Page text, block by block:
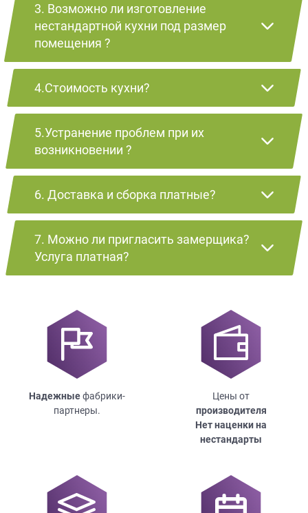
3. Возможно ли изготовление
нестандартной кухни под размер
помещения ?
4.Стоимость кухни?
5.Устранение проблем при их
возникновении ?
6. Доставка и сборка платные?
7. Можно ли пригласить замерщика?
Услуга платная?
Надежныефабрики-
партнеры.
Цены от
производителя
Нет наценки на
нестандарты